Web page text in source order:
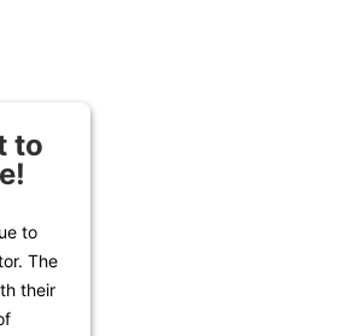
to
to
The
their